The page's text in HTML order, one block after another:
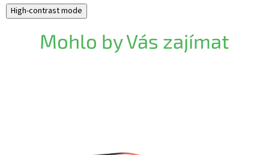
High-contrast mode
Mohlo by Vás zajímat